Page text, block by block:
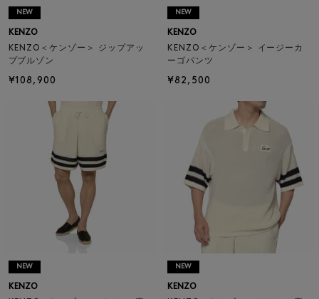
NEW
KENZO
KENZO＜ケンゾー＞ ジップアッ
プブルゾン
¥108,900
NEW
KENZO
KENZO＜ケンゾー＞ イージーカ
ーゴパンツ
¥82,500
NEW
KENZO
NEW
KENZO